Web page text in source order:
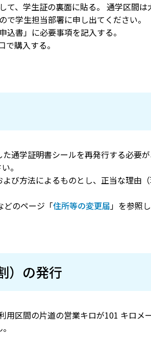
て、学生証の裏面に貼る。 通学区間
学生担当部署に申し出てください。
書」に必要事項を記入する。
購入する。
通学証明書シールを再発行する必要
。
び方法によるものとし、正当な理由
どのページ「住所等の変更届」を参照
）の発行
用区間の片道の営業キロが101 キロ